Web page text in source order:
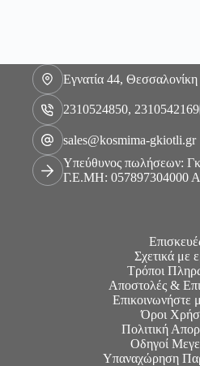
Εγνατία 44, Θεσσαλονίκη
2310524850, 2310542169
sales@kosmima-gkiotli.gr
Υπεύθυνος πωλήσεων:
Γ.Ε.ΜΗ: 057897304000
Σχετικά με
Τρόποι
Αποστολές &
Επικοινωνήστε
Όροι
Πολιτική
Οδηγοί
Υπαναχώρηση